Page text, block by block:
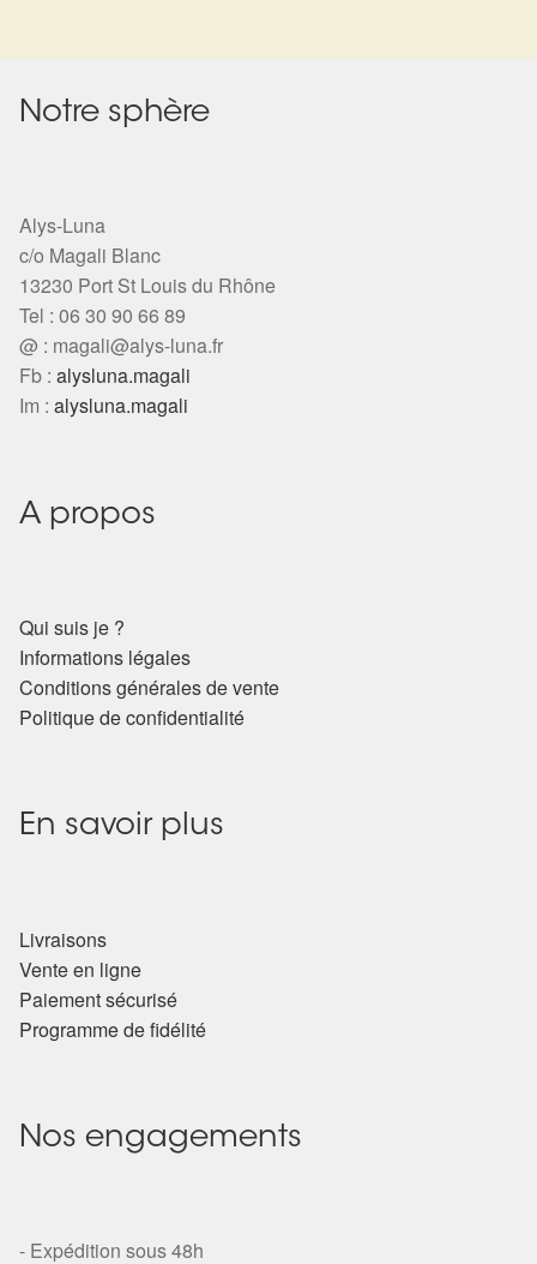
Notre sphère
Alys-Luna
c/o Magali Blanc
13230 Port St Louis du Rhône
Tel : 06 30 90 66 89
@ : magali@alys-luna.fr
Fb : alysluna.magali
Im : alysluna.magali
A propos
Qui suis je ?
Informations légales
Conditions générales de vente
Politique de confidentialité
En savoir plus
Livraisons
Vente en ligne
Paiement sécurisé
Programme de fidélité
Nos engagements
- Expédition sous 48h